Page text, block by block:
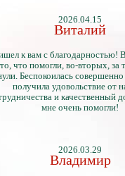
2026.04.15
Виталий
к вам с благодарностью!
то, что помогли, во-вторых, за
Беспокоилась совершенно
получила удовольствие от
и качественный
мне очень помогли!
2026.03.29
Владимир